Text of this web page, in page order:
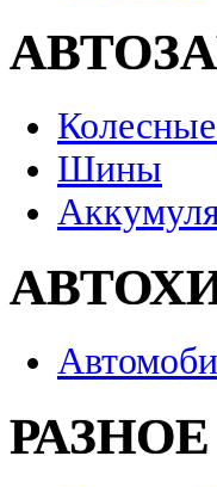
Шины
РАЗНОЕ